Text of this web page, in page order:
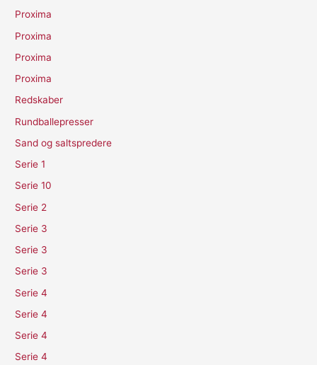
Proxima
Proxima
Proxima
Proxima
Redskaber
Rundballepresser
Sand og saltspredere
Serie 1
Serie 10
Serie 2
Serie 3
Serie 3
Serie 3
Serie 4
Serie 4
Serie 4
Serie 4